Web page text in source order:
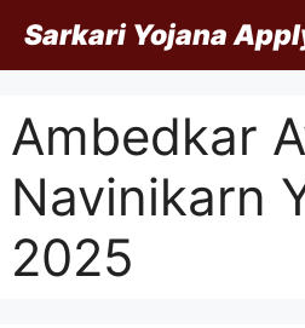
content
Sarkari Yojana
Ambedkar
Navinikarn
2025